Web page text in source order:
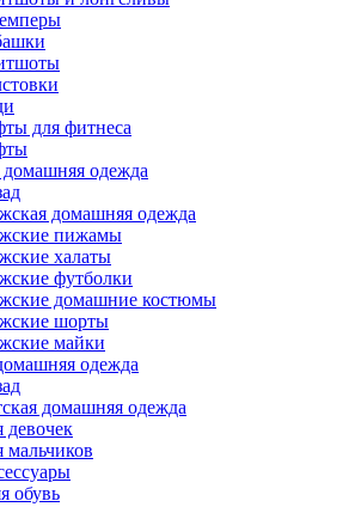
для фитнеса
одежда
домашняя одежда
пижамы
халаты
футболки
домашние костюмы
шорты
майки
одежда
домашняя одежда
девочек
мальчиков
обувь